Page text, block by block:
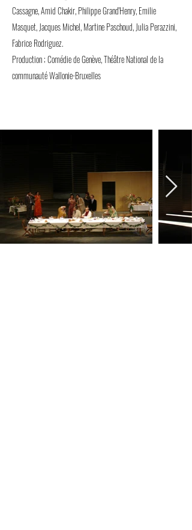
Cassagne, Amid Chakir, Philippe Grand'Henry, Emilie
Masquet, Jacques Michel, Martine Paschoud, Julia Perazzini,
Fabrice Rodriguez.
Production ; Comédie de Genève, Théâtre National de la
communauté Wallonie-Bruxelles